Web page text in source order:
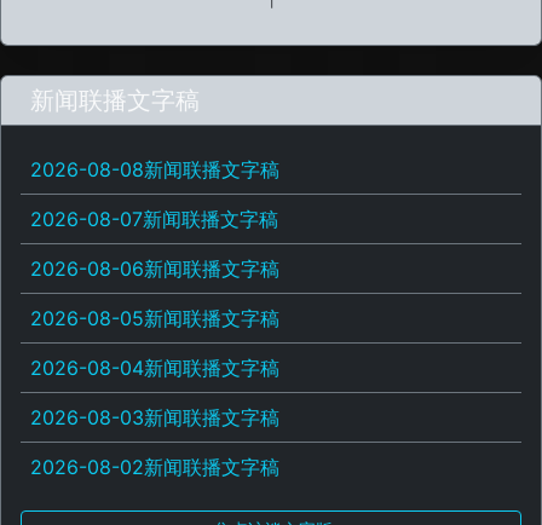
新闻联播文字稿
2026-08-08新闻联播文字稿
2026-08-07新闻联播文字稿
2026-08-06新闻联播文字稿
2026-08-05新闻联播文字稿
2026-08-04新闻联播文字稿
2026-08-03新闻联播文字稿
2026-08-02新闻联播文字稿